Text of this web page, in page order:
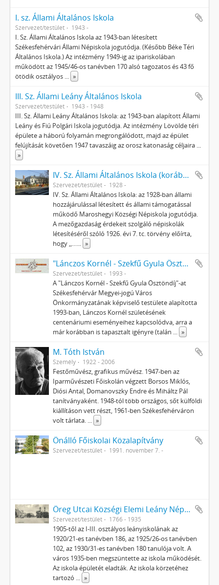
I. sz. Állami Általános Iskola
Szervezet/testület 1943 -
I. Sz. Állami Általános Iskola az 1943-ban létesített
Székesfehérvári Állami Népiskola jogutódja. (Később Béke Téri
Általános Iskola.) Az intézmény 1949-ig az ipariskolában
működött az 1945/46-os tanévben 170 alsó tagozatos és 43 fő
ötödik osztályos ... »
III. Sz. Állami Leány Általános Iskola
Szervezet/testület 1943 - 1948
III. Sz. Állami Leány Általános Iskola: az 1943-ban alapított Állami
Leány és Fiú Polgári Iskola jogutódja. Az intézmény Lövölde téri
épülete a háború folyamán megrongálódott, majd az épület
felújítását követően 1947 tavaszáig az orosz katonaság céljaira ...
»
IV. Sz. Állami Általános Iskola (korábban: Maroshegyi Községi Népiskola)
Szervezet/testület 1928 -
IV. Sz. Állami Általános Iskola: az 1928-ban állami
hozzájárulással létesített és állami támogatással
működő Maroshegyi Községi Népiskola jogutódja.
A mezőgazdaság érdekeit szolgáló népiskolák
létesítéséről szóló 1926. évi 7. tc. törvény előírta,
hogy ,,…... »
"Lánczos Kornél - Szekfű Gyula Ösztöndíj" Alapítvány
Szervezet/testület 1993 -
A "Lánczos Kornél - Szekfű Gyula Ösztöndíj"-at
Székesfehérvár Megyei-jogú Város
Önkormányzatának képviselő testülete alapította
1993-ban, Lánczos Kornél születésének
centenáriumi eseményeihez kapcsolódva, arra a
már korábban is tapasztalt igényre (talán ... »
M. Tóth István
Személy 1922 - 2006
Festőművész, grafikus művész. 1947-ben az
Iparművészeti Főiskolán végzett Borsos Miklós,
Diósi Antal, Domanovszky Endre és Miháltz Pál
tanítványaként. 1948-tól több országos, sőt külföldi
kiállításon vett részt, 1961-ben Székesfehérváron
volt tárlata. ... »
Önálló Főiskolai Közalapítvány
Szervezet/testület 1991. november 7. -
Öreg Utcai Községi Elemi Leány Népiskola
Szervezet/testület 1766 - 1935
1905-től az I-III. osztályos leányiskolának az
1920/21-es tanévben 186, az 1925/26-os tanévben
102, az 1930/31-es tanévben 180 tanulója volt. A
város 1935-ben megszüntette az iskola működését.
Az iskola épületét eladták. Az iskola körzetéhez
tartozó ... »